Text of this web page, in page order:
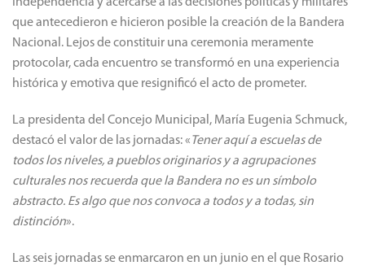
que antecedieron e hicieron posible la creación de la Bandera
Nacional. Lejos de constituir una ceremonia meramente
protocolar, cada encuentro se transformó en una experiencia
histórica y emotiva que resignificó el acto de prometer.
La presidenta del Concejo Municipal, María Eugenia Schmuck,
destacó el valor de las jornadas: «Tener aquí a escuelas de
todos los niveles, a pueblos originarios y a agrupaciones
culturales nos recuerda que la Bandera no es un símbolo
abstracto. Es algo que nos convoca a todos y a todas, sin
distinción».
Las seis jornadas se enmarcaron en un junio en el que Rosario